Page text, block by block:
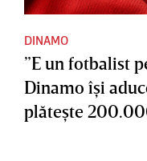
DINAMO
”E un fotbalist
Dinamo îşi
plăteşte